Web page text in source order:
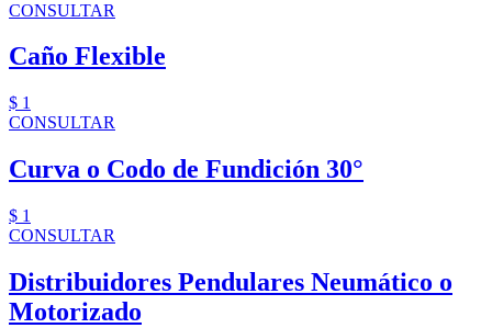
CONSULTAR
Caño Flexible
$ 1
CONSULTAR
Curva o Codo de Fundición 30°
$ 1
CONSULTAR
Distribuidores Pendulares Neumático o
Motorizado